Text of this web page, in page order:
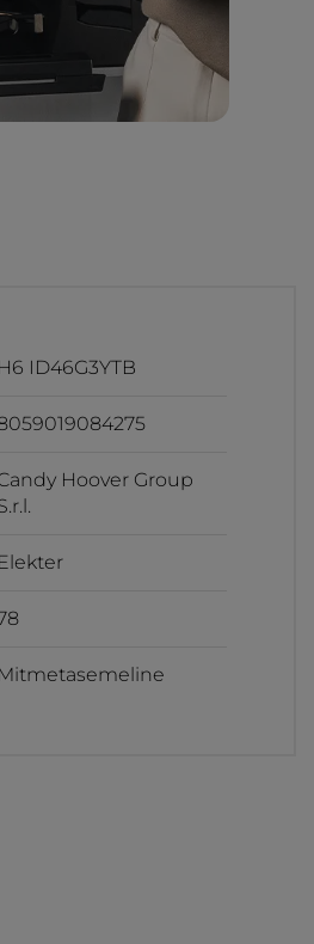
H6 ID46G3YTB
Hoover Group
Elekter
Mitmetasemeline